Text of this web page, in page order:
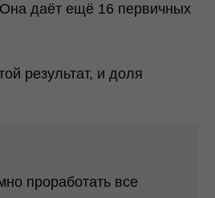
Она даёт ещё 16 первичных
результат, и доля
проработать все